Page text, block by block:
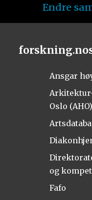
Endre
Ansgar
Oslo (AHO)
og
Fafo